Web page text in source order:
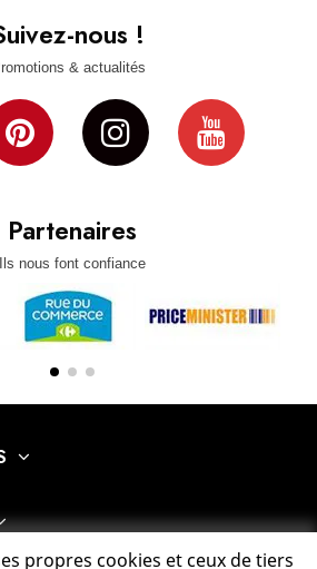
Partenaires
Ils nous font confiance
nous !
& actualités
propres cookies et ceux de tiers